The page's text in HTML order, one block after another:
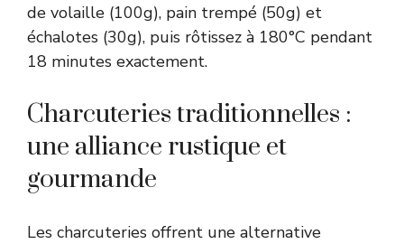
de volaille (100g), pain trempé (50g) et
échalotes (30g), puis rôtissez à 180°C pendant
18 minutes exactement.
Charcuteries traditionnelles :
une alliance rustique et
gourmande
Les charcuteries offrent une alternative